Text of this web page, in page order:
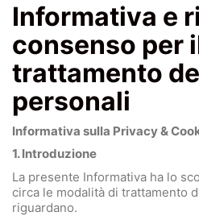
Informativa e
consenso per
trattamento
personali
Informativa sulla Privacy &
1. Introduzione
La presente Informativa ha lo
circa le modalità di trattamento
riguardano.